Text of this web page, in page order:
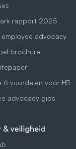
rapport 2025
employee advocacy
brochure
6 voordelen voor HR
advocacy gids
& veiligheid